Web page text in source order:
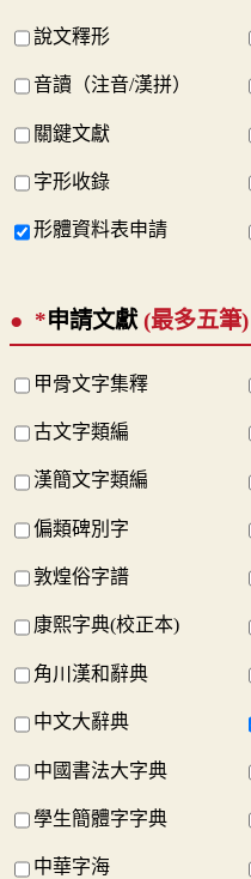
說文釋形
音讀（注音/漢拼）
關鍵文獻
字形收錄
形體資料表申請
*申請文獻 (最多五筆)
甲骨文字集釋
古文字類編
漢簡文字類編
偏類碑別字
敦煌俗字譜
康熙字典(校正本)
角川漢和辭典
中文大辭典
中國書法大字典
學生簡體字字典
中華字海